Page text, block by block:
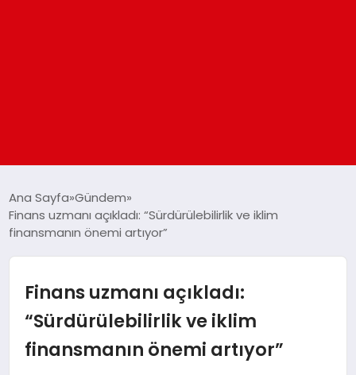
GÜNDEM
DÜNYA
EĞITIM
Ana Sayfa Gündem
Finans uzmanı açıkladı: “Sürdürülebilirlik ve iklim
finansmanın önemi artıyor”
Finans uzmanı açıkladı:
“Sürdürülebilirlik ve iklim
finansmanın önemi artıyor”